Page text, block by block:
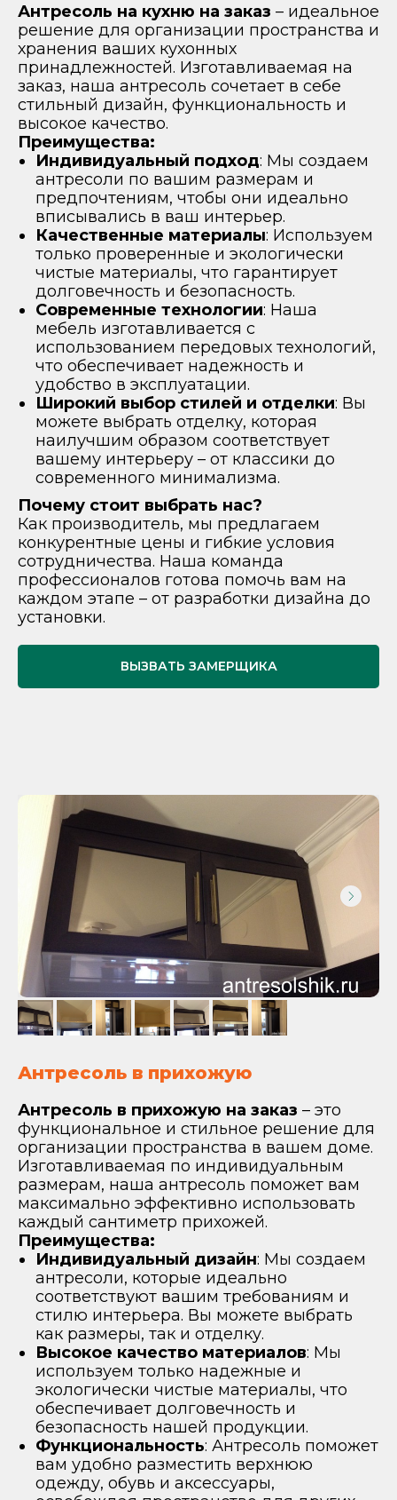
Антресоль на кухню на заказ – идеальное
решение для организации пространства и
хранения ваших кухонных
принадлежностей. Изготавливаемая на
заказ, наша антресоль сочетает в себе
стильный дизайн, функциональность и
высокое качество.
Преимущества:
Индивидуальный подход: Мы создаем
антресоли по вашим размерам и
предпочтениям, чтобы они идеально
вписывались в ваш интерьер.
Качественные материалы: Используем
только проверенные и экологически
чистые материалы, что гарантирует
долговечность и безопасность.
Современные технологии: Наша
мебель изготавливается с
использованием передовых технологий,
что обеспечивает надежность и
удобство в эксплуатации.
Широкий выбор стилей и отделки: Вы
можете выбрать отделку, которая
наилучшим образом соответствует
вашему интерьеру – от классики до
современного минимализма.
Почему стоит выбрать нас?
Как производитель, мы предлагаем
конкурентные цены и гибкие условия
сотрудничества. Наша команда
профессионалов готова помочь вам на
каждом этапе – от разработки дизайна до
установки.
ВЫЗВАТЬ ЗАМЕРЩИКА
Антресоль в прихожую
Антресоль в прихожую на заказ – это
функциональное и стильное решение для
организации пространства в вашем доме.
Изготавливаемая по индивидуальным
размерам, наша антресоль поможет вам
максимально эффективно использовать
каждый сантиметр прихожей.
Преимущества:
Индивидуальный дизайн: Мы создаем
антресоли, которые идеально
соответствуют вашим требованиям и
стилю интерьера. Вы можете выбрать
как размеры, так и отделку.
Высокое качество материалов: Мы
используем только надежные и
экологически чистые материалы, что
обеспечивает долговечность и
безопасность нашей продукции.
Функциональность: Антресоль поможет
вам удобно разместить верхнюю
одежду, обувь и аксессуары,